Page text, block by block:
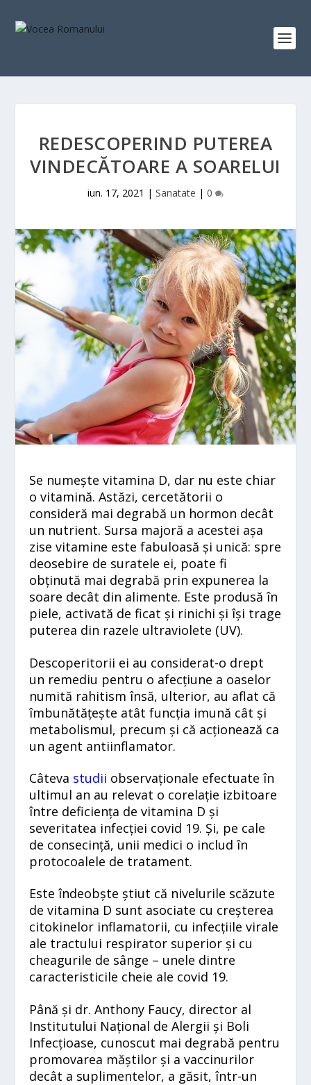
REDESCOPERIND PUTEREA
VINDECĂTOARE A SOARELUI
iun. 17, 2021 | Sanatate | 0
Se numește vitamina D, dar nu este chiar
o vitamină. Astăzi, cercetătorii o
consideră mai degrabă un hormon decât
un nutrient. Sursa majoră a acestei așa
zise vitamine este fabuloasă și unică: spre
deosebire de suratele ei, poate fi
obținută mai degrabă prin expunerea la
soare decât din alimente. Este produsă în
piele, activată de ficat și rinichi și își trage
puterea din razele ultraviolete (UV).
Descoperitorii ei au considerat-o drept
un remediu pentru o afecțiune a oaselor
numită rahitism însă, ulterior, au aflat că
îmbunătățește atât funcția imună cât și
metabolismul, precum și că acționează ca
un agent antiinflamator.
Câteva studii observaționale efectuate în
ultimul an au relevat o corelație izbitoare
între deficiența de vitamina D și
severitatea infecției covid 19. Și, pe cale
de consecință, unii medici o includ în
protocoalele de tratament.
Este îndeobște știut că nivelurile scăzute
de vitamina D sunt asociate cu creșterea
citokinelor inflamatorii, cu infecțiile virale
ale tractului respirator superior și cu
cheagurile de sânge – unele dintre
caracteristicile cheie ale covid 19.
Până și dr. Anthony Faucy, director al
Institutului Național de Alergii și Boli
Infecțioase, cunoscut mai degrabă pentru
promovarea măștilor și a vaccinurilor
decât a suplimentelor, a găsit, într-un